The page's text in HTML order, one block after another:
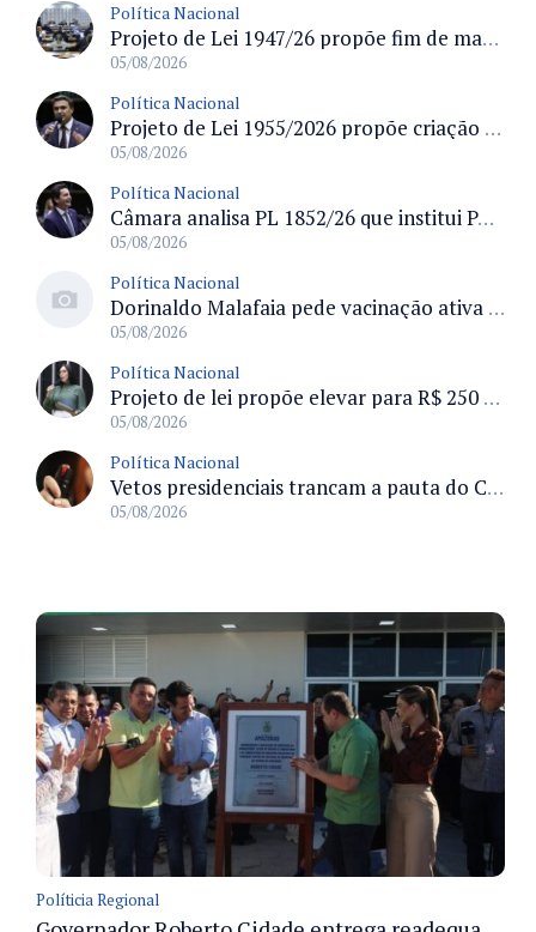
Política Nacional
Projeto de Lei 1947/26 propõe fim de margens para cartão de crédito e consignado do INSS
05/08/2026
Política Nacional
Projeto de Lei 1955/2026 propõe criação de geração livre de fumo ao restringir venda de vapes a nascidos desde 1º de janeiro de 2009
05/08/2026
Política Nacional
Câmara analisa PL 1852/26 que institui Política Nacional de Gestão de Desempenho e Eficiência para servidores públicos
05/08/2026
Política Nacional
Dorinaldo Malafaia pede vacinação ativa ao Ministério da Saúde para reverter queda na cobertura vacinal no Brasil
05/08/2026
Política Nacional
Projeto de lei propõe elevar para R$ 250 mil limite de isenção do IPI para pessoas com deficiência e autismo
05/08/2026
Política Nacional
Vetos presidenciais trancam a pauta do Congresso com 87 itens pendentes e incluem trechos do Orçamento de 2026
05/08/2026
Políticia Regional